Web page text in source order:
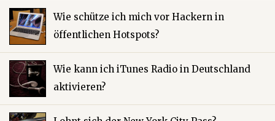
Wie schütze ich mich vor Hackern in
öffentlichen Hotspots?
Wie kann ich iTunes Radio in Deutschland
aktivieren?